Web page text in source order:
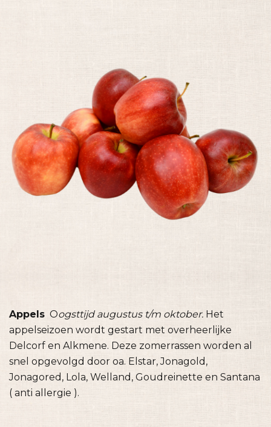
Appels Oogsttijd augustus t/m oktober. Het
appelseizoen wordt gestart met overheerlijke
Delcorf en Alkmene. Deze zomerrassen worden al
snel opgevolgd door oa. Elstar, Jonagold,
Jonagored, Lola, Welland, Goudreinette en Santana
( anti allergie ).